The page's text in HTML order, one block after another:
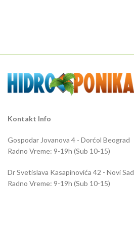
Kontakt Info
Gospodar Jovanova 4 - Dorćol Beograd
Radno Vreme: 9-19h (Sub 10-15)
Dr Svetislava Kasapinovića 42 - Novi Sad
Radno Vreme: 9-19h (Sub 10-15)